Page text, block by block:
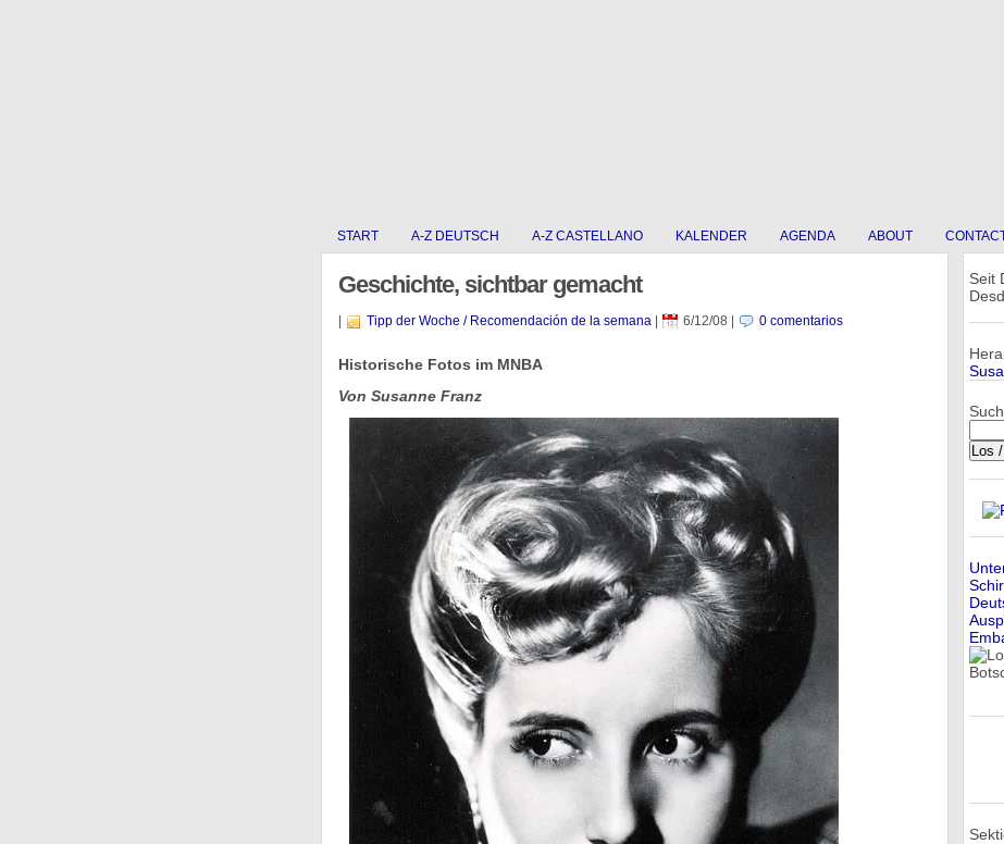
START A-Z DEUTSCH A-Z CASTELLANO KALENDER AGENDA ABOUT
Geschichte, sichtbar gemacht
Tipp der Woche / Recomendación de la semana| 6/12/08 0 comentarios
Historische Fotos im MNBA
Von Susanne Franz
Seit